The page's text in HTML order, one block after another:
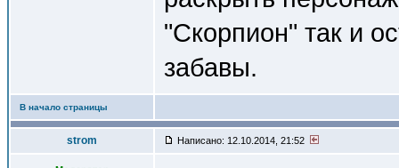
"Скорпион" так и
забавы.
В начало страницы
strom Написано: 12.10.2014, 21:52